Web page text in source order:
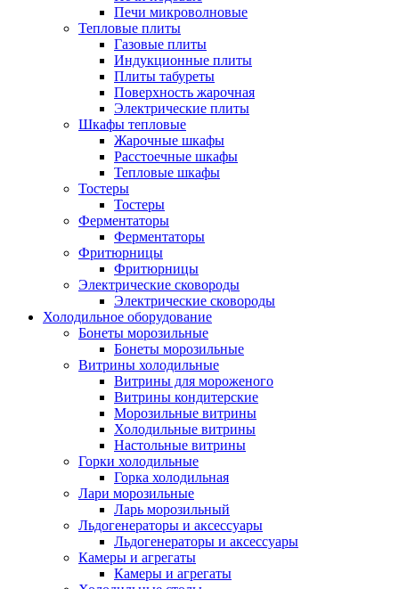
Печи микроволновые
Тепловые плиты
Газовые плиты
Индукционные плиты
Плиты табуреты
Поверхность жарочная
Электрические плиты
Шкафы тепловые
Жарочные шкафы
Расстоечные шкафы
Тепловые шкафы
Тостеры
Тостеры
Ферментаторы
Ферментаторы
Фритюрницы
Фритюрницы
Электрические сковороды
Электрические сковороды
Холодильное оборудование
Бонеты морозильные
Бонеты морозильные
Витрины холодильные
Витрины для мороженого
Витрины кондитерские
Морозильные витрины
Холодильные витрины
Настольные витрины
Горки холодильные
Горка холодильная
Лари морозильные
Ларь морозильный
Льдогенераторы и аксессуары
Льдогенераторы и аксессуары
Камеры и агрегаты
Камеры и агрегаты